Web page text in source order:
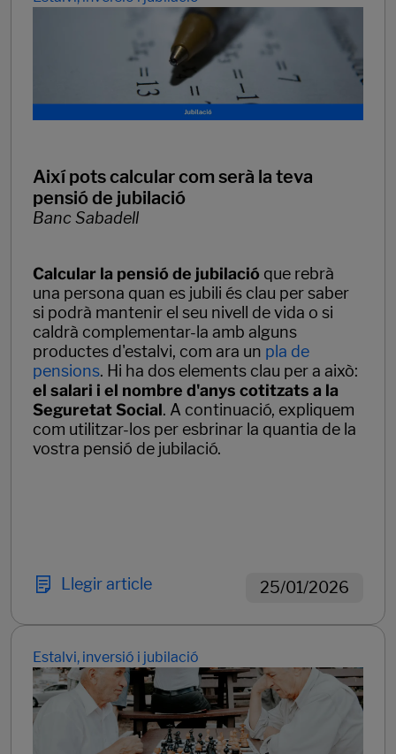
Així pots calcular com serà la teva
pensió de jubilació
Banc Sabadell
Calcular la pensió de jubilació que rebrà
una persona quan es jubili és clau per saber
si podrà mantenir el seu nivell de vida o si
caldrà complementar-la amb alguns
productes d'estalvi, com ara un pla de
pensions. Hi ha dos elements clau per a això:
el salari i el nombre d'anys cotitzats a la
Seguretat Social. A continuació, expliquem
com utilitzar-los per esbrinar la quantia de la
vostra pensió de jubilació.
Llegir article 25/01/2026
Estalvi, inversió i jubilació